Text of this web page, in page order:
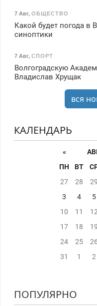
7 Авг, ОБЩЕСТВО
Какой будет погода в
синоптики
7 Авг, СПОРТ
Волгоградскую
Владислав Хрущак
вся
КАЛЕНДАРЬ
«
ПН
ВТ
27
28 29
3
4 5
10
11
17
18 19
24
25 26
31
1 2
ПОПУЛЯРНО